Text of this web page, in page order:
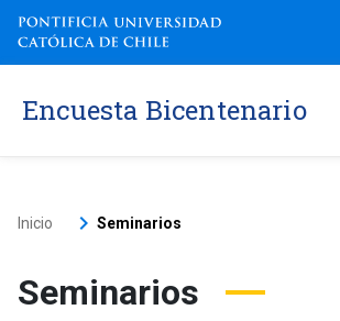
Encuesta Bicentenario
Inicio keyboard_arrow_right Seminarios
Seminarios